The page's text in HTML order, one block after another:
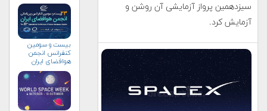
سیزدهمین پرواز آزمایشی آن روشن و
آزمایش کرد.
بیست و سومین
کنفرانس انجمن
هوافضای ايران